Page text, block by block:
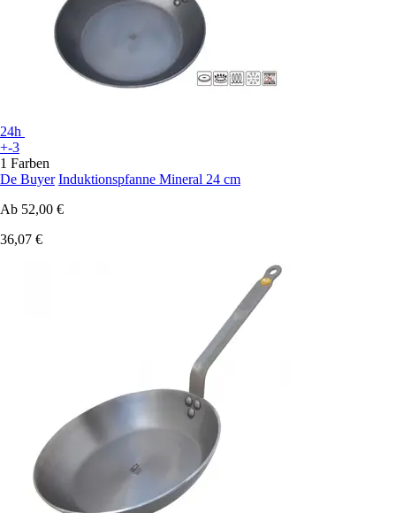
24h
+-3
1 Farben
De Buyer Induktionspfanne Mineral 24 cm
Ab 52,00 €
36,07 €